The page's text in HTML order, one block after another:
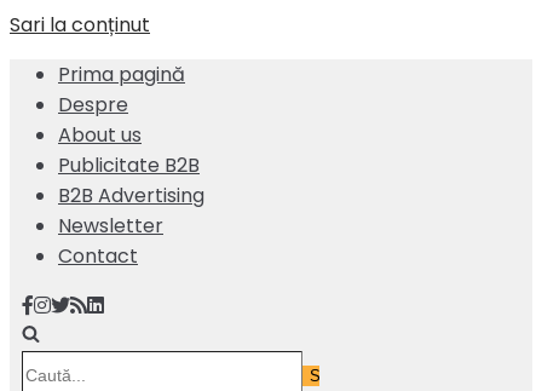
Sari la conținut
Prima pagină
Despre
About us
Publicitate B2B
B2B Advertising
Newsletter
Contact
Caută...